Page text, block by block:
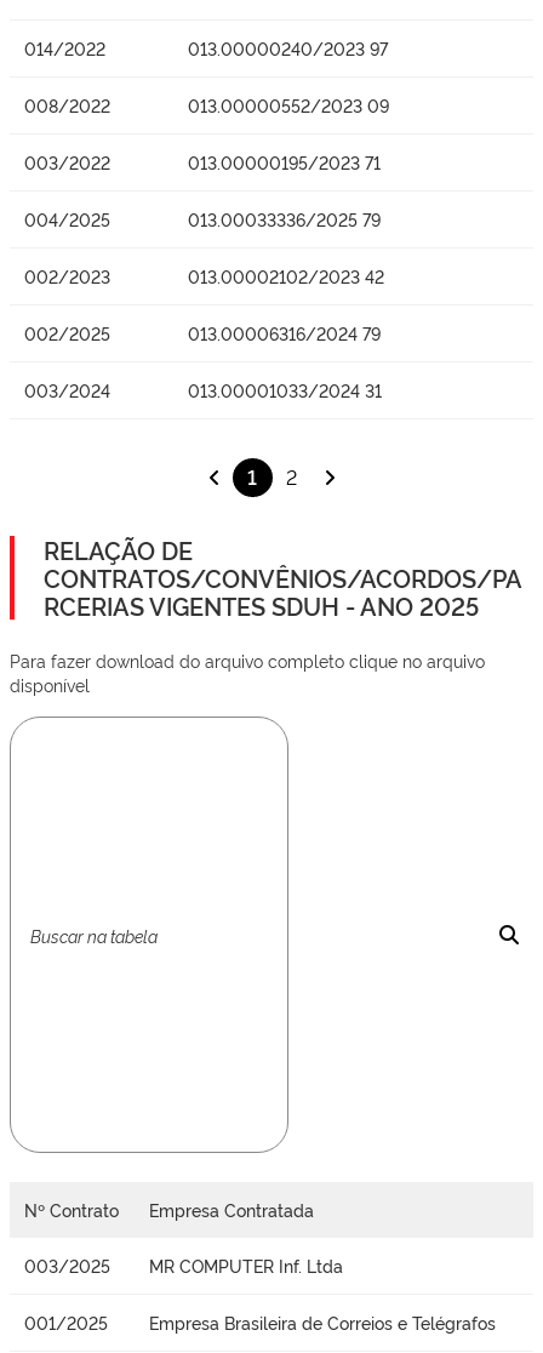
014/2022 013.00000240/2023 97
008/2022 013.00000552/2023 09
003/2022 013.00000195/2023 71
004/2025 013.00033336/2025 79
002/2023 013.00002102/2023 42
002/2025 013.00006316/2024 79
003/2024 013.00001033/2024 31
1 2
RELAÇÃO DE
CONTRATOS/CONVÊNIOS/ACORDOS/PA
RCERIAS VIGENTES SDUH - ANO 2025
Para fazer download do arquivo completo clique no arquivo
disponível
Nº Contrato Empresa Contratada
003/2025 MR COMPUTER Inf. Ltda
001/2025 Empresa Brasileira de Correios e Telégrafos